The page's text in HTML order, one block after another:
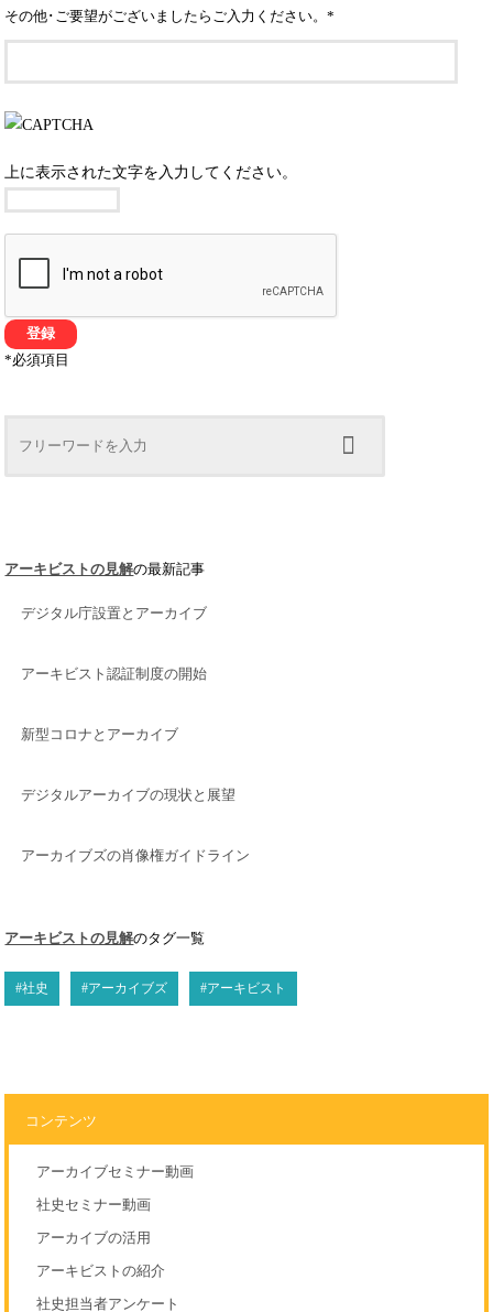
その他･ご要望がございましたらご入力ください。*
上に表示された文字を入力してください。
*必須項目
アーキビストの見解の最新記事
デジタル庁設置とアーカイブ
アーキビスト認証制度の開始
新型コロナとアーカイブ
デジタルアーカイブの現状と展望
アーカイブズの肖像権ガイドライン
アーキビストの見解のタグ一覧
#社史 #アーカイブズ #アーキビスト
コンテンツ
アーカイブセミナー動画
社史セミナー動画
アーカイブの活用
アーキビストの紹介
社史担当者アンケート